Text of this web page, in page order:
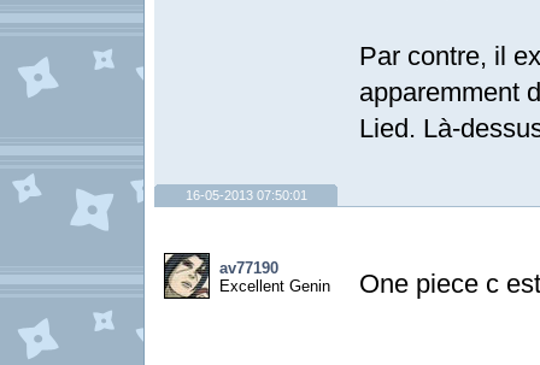
Par contre, il
apparemment
Lied. Là-
16-05-2013 07:50:01
av77190
Excellent Genin
One piece c